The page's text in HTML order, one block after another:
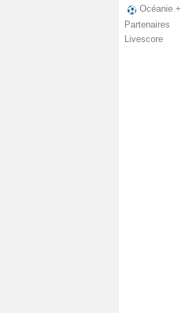
Océanie +
Partenaires
Livescore